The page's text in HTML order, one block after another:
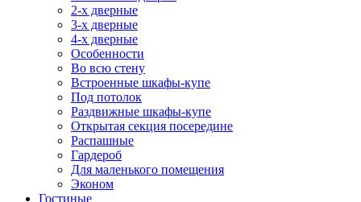
2-х дверные
3-х дверные
4-х дверные
Особенности
Во всю стену
Встроенные шкафы-купе
Под потолок
Раздвижные шкафы-купе
Открытая секция посередине
Распашные
Гардероб
Для маленького помещения
Эконом
Гостиные